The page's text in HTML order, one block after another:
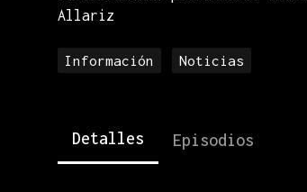
Allariz
Información Noticias
Detalles Episodios